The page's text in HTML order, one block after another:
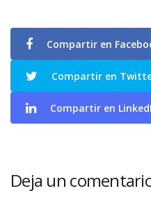
Compartir en
Compartir en
Compartir en
Deja un